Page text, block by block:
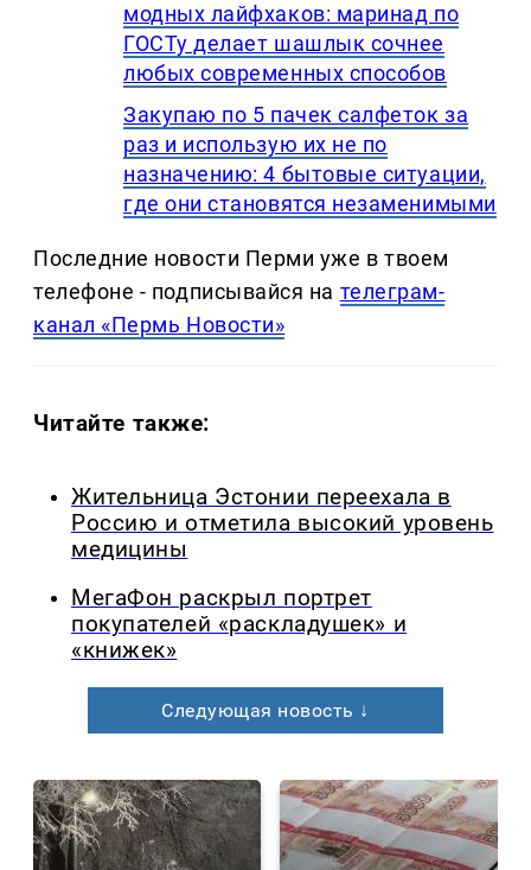
модных лайфхаков: маринад по
ГОСТу делает шашлык сочнее
любых современных способов
Закупаю по 5 пачек салфеток за
раз и использую их не по
назначению: 4 бытовые ситуации,
где они становятся незаменимыми
Последние новости Перми уже в твоем
телефоне - подписывайся на телеграм-
канал «Пермь Новости»
Читайте также:
Жительница Эстонии переехала в
Россию и отметила высокий уровень
медицины
МегаФон раскрыл портрет
покупателей «раскладушек» и
«книжек»
Следующая новость ↓